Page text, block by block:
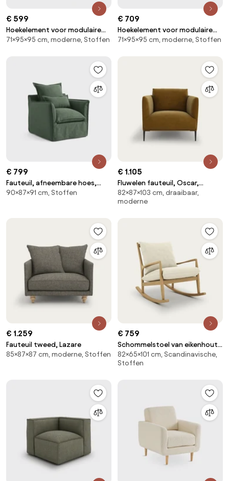
€ 599
Hoekelement voor modulaire
bank, in ribfluweel, Seven
71×95×95 cm, moderne, Stoffen
€ 709
Hoekelement voor modulaire
bank, in badstof, Seven
71×95×95 cm, moderne, Stoffen
€ 799
Fauteuil, afneembare hoes,
polyester, Odna
90×87×91 cm, Stoffen
€ 1.105
Fluwelen fauteuil, Oscar,
ontwerp Emmanuel Gallina
82×87×103 cm, draaibaar,
moderne
€ 1.259
Fauteuil tweed, Lazare
85×87×87 cm, moderne, Stoffen
€ 759
Schommelstoel van eikenhout,
fineer en linnen, Dilma
82×65×101 cm, Scandinavische,
Stoffen